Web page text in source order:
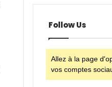
Follow Us
Allez à la page
vos comptes